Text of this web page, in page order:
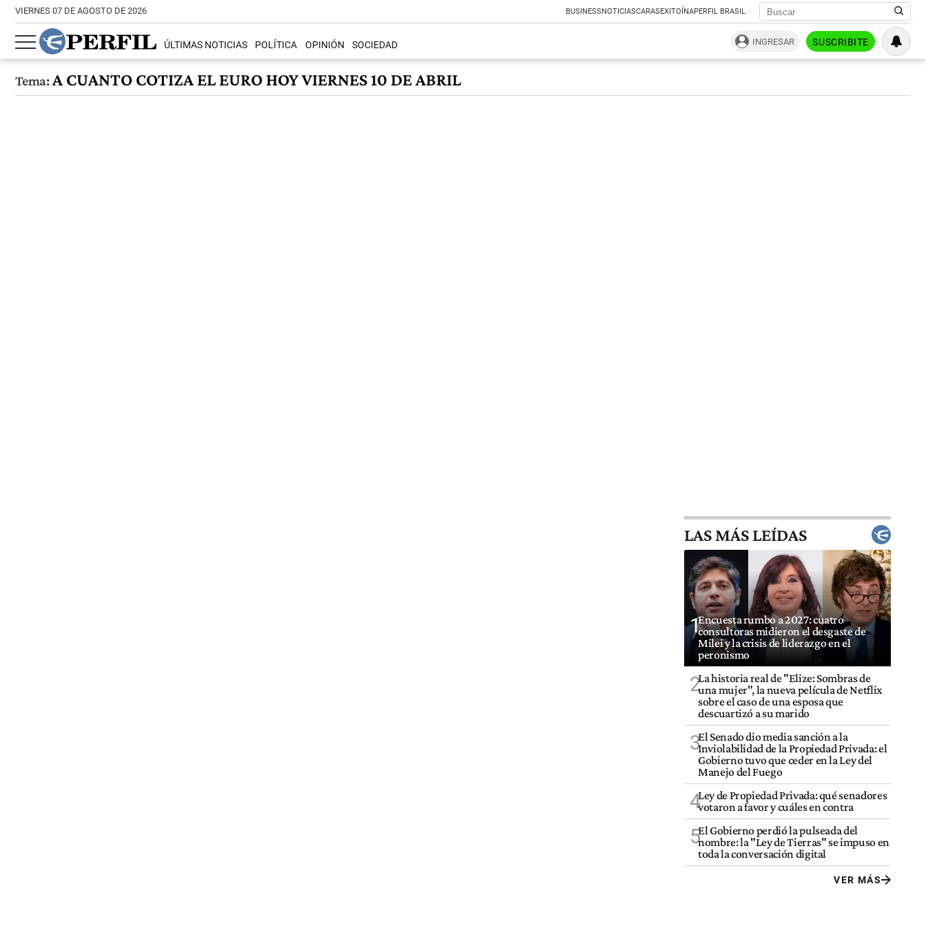
VIERNES 07 DE AGOSTO DE 2026 BUSINESSNOTICIASCARASEXITOÍNAPERFIL BRASIL
ÚLTIMAS NOTICIAS POLÍTICA OPINIÓN SOCIEDAD INGRESAR SUSCRIBITE
Tema:A CUANTO COTIZA EL EURO HOY VIERNES 10 DE ABRIL
LAS MÁS LEÍDAS
1Encuesta rumbo a 2027: cuatro
consultoras midieron el desgaste de
Milei y la crisis de liderazgo en el
peronismo
2La historia real de "Elize: Sombras de
una mujer", la nueva película de Netflix
sobre el caso de una esposa que
descuartizó a su marido
3El Senado dio media sanción a la
Inviolabilidad de la Propiedad Privada: el
Gobierno tuvo que ceder en la Ley del
Manejo del Fuego
4Ley de Propiedad Privada: qué senadores
votaron a favor y cuáles en contra
5El Gobierno perdió la pulseada del
nombre: la "Ley de Tierras" se impuso en
toda la conversación digital
VER MÁS